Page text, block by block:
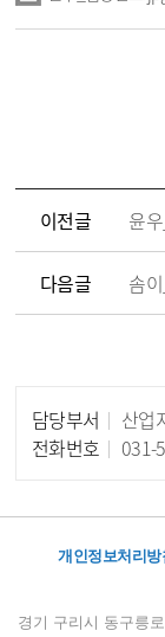
이전글 윤
다음글 솜
담당부서
산업
전화번호
031-
개인정보처리방
경기 구리시 동구릉